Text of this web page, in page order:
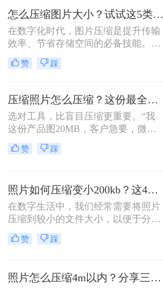
平衡画质与体积。
怎么压缩图片大小？试试这5类主流压缩方法！
在数字化时代，图片压缩是提升传输
效率、节省存储空间的必备技能。那
么怎么压缩图片大小呢？本文系统梳
理了 5 类主流压缩方法，助你高效平
赞 踩
压缩照片怎么压缩？这份最全压缩指南，小白也能轻松降80%！
选对工具，比盲目压缩更重要。“我
这份产品图20MB，客户急要，微信
死活发不出去！”一位做电商的朋友
半夜给我发来消息。这场景，想必很
赞 踩
照片如何压缩变小200kb？这4种压缩方法请务必学会！
在数字生活中，我们经常需要将照片
压缩到较小的文件大小，以便于分
享、上传或存储。那么照片如何压缩
变小200kb呢？本文将介绍四种将照
赞 踩
照片怎么压缩4m以内？分享三种实用压缩方法！